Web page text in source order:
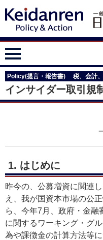
Policy(提言・報告書) 税、会計
インサイダー取引規
1. はじめに
昨今の、公募増資に関連
え、我が国資本市場の公
ら、今年7月、政府・金融
に関するワーキング・グ
為や課徴金の計算方法等